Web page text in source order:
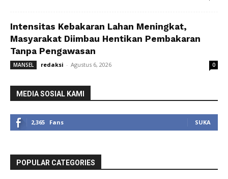
Intensitas Kebakaran Lahan Meningkat,
Masyarakat Diimbau Hentikan Pembakaran
Tanpa Pengawasan
MANSEL redaksi - Agustus 6, 2026 0
MEDIA SOSIAL KAMI
2,365 Fans SUKA
POPULAR CATEGORIES